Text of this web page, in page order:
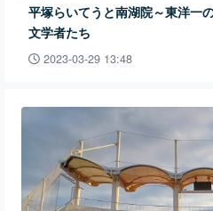
平塚らいてうと南湖院～東洋一
文学者たち
2023-03-29 13:48